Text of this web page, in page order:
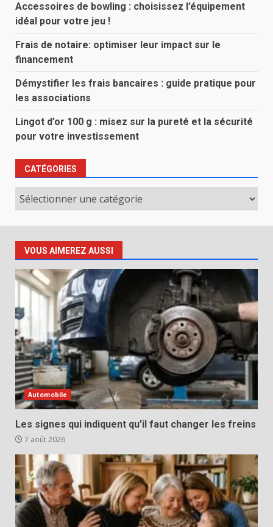
Accessoires de bowling : choisissez l’équipement
idéal pour votre jeu !
Frais de notaire: optimiser leur impact sur le
financement
Démystifier les frais bancaires : guide pratique pour
les associations
Lingot d’or 100 g : misez sur la pureté et la sécurité
pour votre investissement
CATÉGORIES
Catégories
VOUS AIMEREZ AUSSI
Automobile
Les signes qui indiquent qu’il faut changer les freins
7 août 2026